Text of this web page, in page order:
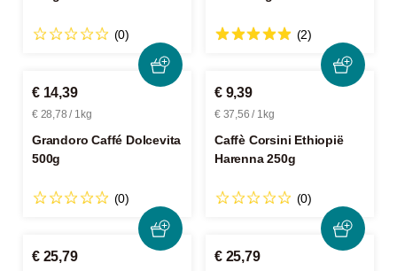
(0) (2)
€ 14,39
€ 28,78 / 1kg
Grandoro Caffé Dolcevita
500g
(0)
€ 9,39
€ 37,56 / 1kg
Caffè Corsini Ethiopië
Harenna 250g
(0)
€ 25,79 € 25,79